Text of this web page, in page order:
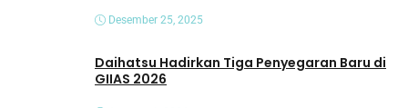
Desember 25, 2025
Daihatsu Hadirkan Tiga Penyegaran Baru di
GIIAS 2026